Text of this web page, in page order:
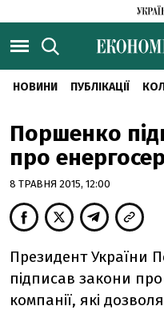
НОВИНИ ПУБЛІКАЦІЇ
Поршенко
про
8 ТРАВНЯ 2015, 12:00
Президент України
підписав закони про
компанії, які